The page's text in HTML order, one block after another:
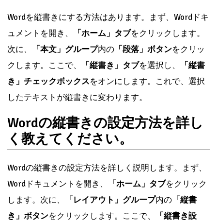
Wordを縦書きにする方法はあります。まず、Wordドキ
ュメントを開き、
「ホーム」タブをクリックします。
次に、
「本文」グループ内の 「段落」ボタンをクリッ
クします。ここで、
「縦書き」タブを選択し、
「縦書
き」チェックボックスをオンにします。これで、選択
したテキストが縦書きに変わります。
Wordの縦書きの設定方法を詳し
く教えてください。
Wordの縦書きの設定方法を詳しく説明します。まず、
Wordドキュメントを開き、
「ホーム」タブをクリック
します。次に、
「レイアウト」グループ内の 「縦書
き」ボタンをクリックします。ここで、
「縦書き設